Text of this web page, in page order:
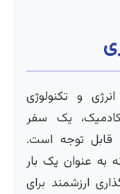
و تکنولوژی
یک سفر
قابل توجه است.
به عنوان یک بار
ارزشمند برای